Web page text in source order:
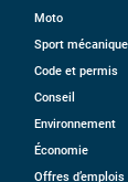
Moto
Sport mécanique
Code et permis
Conseil
Environnement
Économie
Offres d’emplois